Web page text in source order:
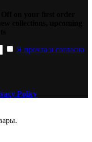
Я прочла и согласна
Policy